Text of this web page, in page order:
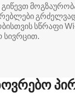
გიწევთ
სწრაფი
სივრცით.